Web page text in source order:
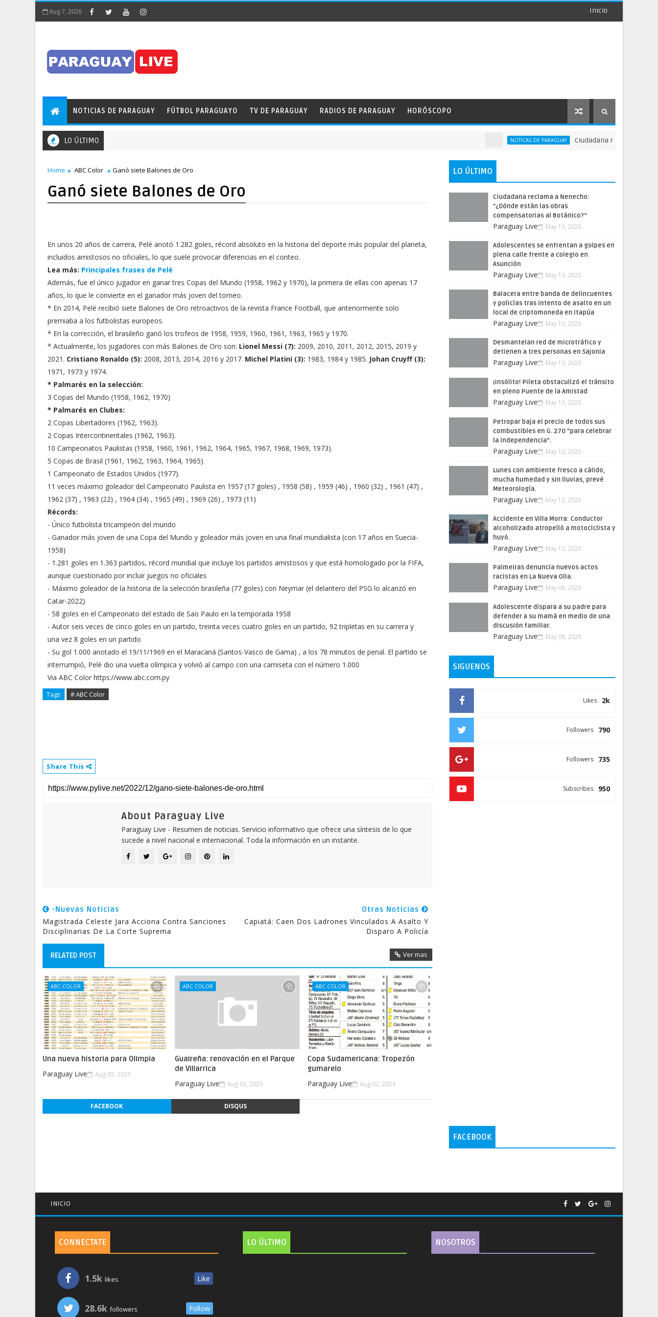
Aug 7, 2026 Inicio
NOTICIAS DE PARAGUAY FÚTBOL PARAGUAYO TV DE PARAGUAY RADIOS DE PARAGUAY HORÓSCOPO
LO ÚLTIMO NOTICAS DE PARAGUAY Ciudadana reclama a
Home ABC Color Ganó siete Balones de Oro
Ganó siete Balones de Oro
En unos 20 años de carrera, Pelé anotó 1.282 goles, récord absoluto en la historia del deporte más popular del planeta,
incluidos amistosos no oficiales, lo que suele provocar diferencias en el conteo.
Lea más: Principales frases de Pelé
Además, fue el único jugador en ganar tres Copas del Mundo (1958, 1962 y 1970), la primera de ellas con apenas 17
años, lo que le convierte en el ganador más joven del torneo.
* En 2014, Pelé recibió siete Balones de Oro retroactivos de la revista France Football, que anteriormente solo
premiaba a los futbolistas europeos.
* En la corrección, el brasileño ganó los trofeos de 1958, 1959, 1960, 1961, 1963, 1965 y 1970.
* Actualmente, los jugadores con más Balones de Oro son: Lionel Messi (7): 2009, 2010, 2011, 2012, 2015, 2019 y
2021. Cristiano Ronaldo (5): 2008, 2013, 2014, 2016 y 2017. Michel Platini (3): 1983, 1984 y 1985. Johan Cruyff (3):
1971, 1973 y 1974.
* Palmarés en la selección:
3 Copas del Mundo (1958, 1962, 1970)
* Palmarés en Clubes:
2 Copas Libertadores (1962, 1963).
2 Copas Intercontinentales (1962, 1963).
10 Campeonatos Paulistas (1958, 1960, 1961, 1962, 1964, 1965, 1967, 1968, 1969, 1973).
5 Copas de Brasil (1961, 1962, 1963, 1964, 1965).
1 Campeonato de Estados Unidos (1977).
11 veces máximo goleador del Campeonato Paulista en 1957 (17 goles) , 1958 (58) , 1959 (46) , 1960 (32) , 1961 (47) ,
1962 (37) , 1963 (22) , 1964 (34) , 1965 (49) , 1969 (26) , 1973 (11)
Récords:
- Único futbolista tricampeón del mundo
- Ganador más joven de una Copa del Mundo y goleador más joven en una final mundialista (con 17 años en Suecia-
1958)
- 1.281 goles en 1.363 partidos, récord mundial que incluye los partidos amistosos y que está homologado por la FIFA,
aunque cuestionado por incluir juegos no oficiales
- Máximo goleador de la historia de la selección brasileña (77 goles) con Neymar (el delantero del PSG lo alcanzó en
Catar-2022)
- 58 goles en el Campeonato del estado de Sao Paulo en la temporada 1958
- Autor seis veces de cinco goles en un partido, treinta veces cuatro goles en un partido, 92 tripletas en su carrera y
una vez 8 goles en un partido
- Su gol 1.000 anotado el 19/11/1969 en el Maracaná (Santos-Vasco de Gama) , a los 78 minutos de penal. El partido se
interrumpió, Pelé dio una vuelta olímpica y volvió al campo con una camiseta con el número 1.000
Via ABC Color https://www.abc.com.py
Tags # ABC Color
Share This
About Paraguay Live
Paraguay Live - Resumen de noticias. Servicio informativo que ofrece una síntesis de lo que
sucede a nivel nacional e internacional. Toda la información en un instante.
-Nuevas Noticias
Magistrada Celeste Jara Acciona Contra Sanciones
Disciplinarias De La Corte Suprema
Otras Noticias
Capiatá: Caen Dos Ladrones Vinculados A Asalto Y
Disparo A Policía
RELATED POST Ver mas
ABC COLOR
Una nueva historia para Olimpia
Paraguay Live Aug 03, 2023
ABC COLOR
Guaireña: renovación en el Parque
de Villarrica
Paraguay Live Aug 03, 2023
ABC COLOR
Copa Sudamericana: Tropezón
gumarelo
Paraguay Live Aug 02, 2023
FACEBOOK DISQUS
LO ÚLTIMO
Ciudadana reclama a Nenecho:
"¿Dónde están las obras
compensatorias al Botánico?”
Paraguay Live May 13, 2025
Adolescentes se enfrentan a golpes en
plena calle frente a colegio en
Asunción
Paraguay Live May 13, 2025
Balacera entre banda de delincuentes
y policías tras intento de asalto en un
local de criptomoneda en Itapúa
Paraguay Live May 13, 2025
Desmantelan red de microtráfico y
detienen a tres personas en Sajonia
Paraguay Live May 13, 2025
¡Insólito! Pileta obstaculizó el tránsito
en pleno Puente de la Amistad
Paraguay Live May 13, 2025
Petropar baja el precio de todos sus
combustibles en G. 270 “para celebrar
la Independencia”.
Paraguay Live May 12, 2025
Lunes con ambiente fresco a cálido,
mucha humedad y sin lluvias, prevé
Meteorología.
Paraguay Live May 12, 2025
Accidente en Villa Morra: Conductor
alcoholizado atropelló a motociclista y
huyó.
Paraguay Live May 12, 2025
Palmeiras denuncia nuevos actos
racistas en La Nueva Olla.
Paraguay Live May 08, 2025
Adolescente dispara a su padre para
defender a su mamá en medio de una
discusión familiar.
Paraguay Live May 08, 2025
SIGUENOS
2k
Likes
790
Followers
735
Followers
950
Subscribes
FACEBOOK
INICIO
CONNECTATE
1.5k likes Like
28.6k followers Follow
LO ÚLTIMO NOSOTROS